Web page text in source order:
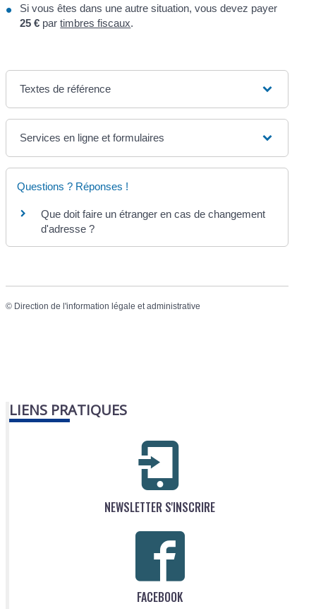
Si vous êtes dans une autre situation, vous devez payer
25 € partimbres fiscaux.
Textes de référence
Services en ligne et formulaires
Questions ? Réponses !
Que doit faire un étranger en cas de changement
d'adresse ?
© Direction de l'information légale et administrative
LIENS PRATIQUES
NEWSLETTER S'INSCRIRE
FACEBOOK